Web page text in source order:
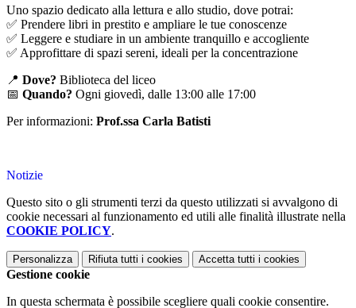
Uno spazio dedicato alla lettura e allo studio, dove potrai:
✅ Prendere libri in prestito e ampliare le tue conoscenze
✅ Leggere e studiare in un ambiente tranquillo e accogliente
✅ Approfittare di spazi sereni, ideali per la concentrazione
📍 Dove? Biblioteca del liceo
📅 Quando? Ogni giovedì, dalle 13:00 alle 17:00
Per informazioni: Prof.ssa Carla Batisti
Notizie
Questo sito o gli strumenti terzi da questo utilizzati si avvalgono di
cookie necessari al funzionamento ed utili alle finalità illustrate nella
COOKIE POLICY.
Personalizza Rifiuta tutti i cookies Accetta tutti i cookies
Gestione cookie
In questa schermata è possibile scegliere quali cookie consentire.